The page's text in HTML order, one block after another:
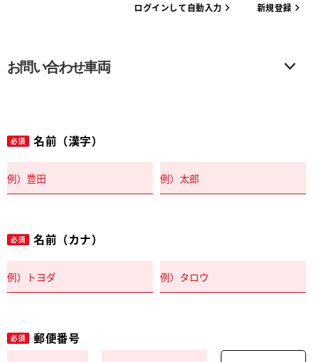
ログインして自動入力 新規登録
お問い合わせ車両
必須 名前（漢字）
必須 名前（カナ）
必須 郵便番号